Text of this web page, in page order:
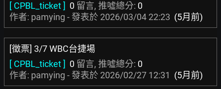
[ CPBL_ticket ] 0 留言, 推噓總分: 0
作者: pamying - 發表於 2026/03/04 22:23 (5月前)
[徵票] 3/7 WBC台捷場
[ CPBL_ticket ] 0 留言, 推噓總分: 0
作者: pamying - 發表於 2026/02/27 12:31 (5月前)